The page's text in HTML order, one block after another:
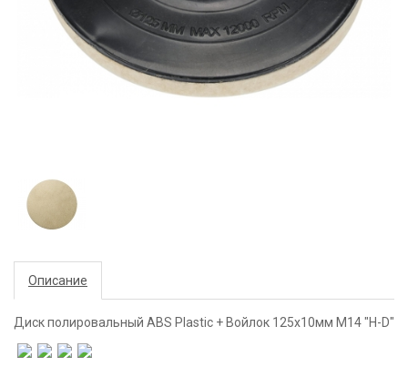
Описание
Диск полировальный ABS Plastic + Войлок 125x10мм М14 "H-D"